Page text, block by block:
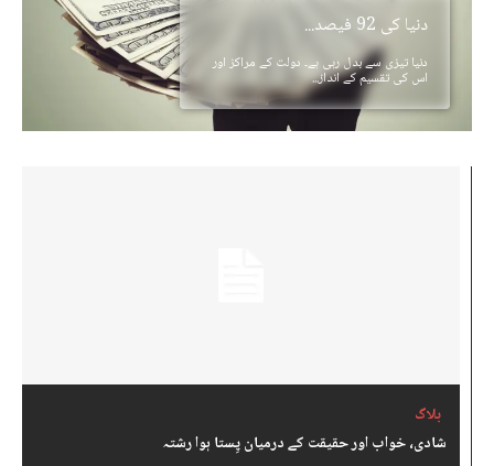
دنیا کی 92 فیصد...
دنیا تیزی سے بدل رہی ہے۔ دولت کے مراکز اور
اس کی تقسیم کے انداز...
بلاگ
شادی، خواب اور حقیقت کے درمیان پِستا ہوا رشتہ